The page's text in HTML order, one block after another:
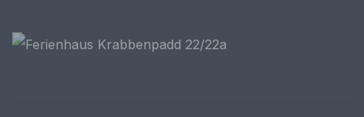
Informationen nicht mehr einer spezifischen
betroffenen Person zugeordnet werden